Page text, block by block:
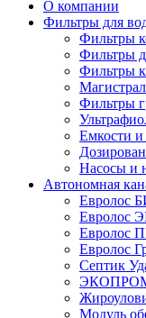
О компании
Фильтры для
Фильтры
Фильтры
Фильтры
Фильтры
Емкости
Насосы и
Автономная
Евролос
Евролос
Евролос
Евролос
Септик
Модуль